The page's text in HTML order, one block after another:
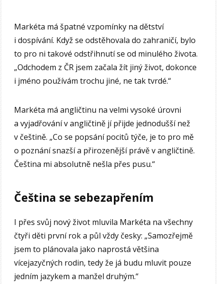
Markéta má špatné vzpomínky na dětství
i dospívání. Když se odstěhovala do zahraničí, bylo
to pro ni takové odstřihnutí se od minulého života.
„Odchodem z ČR jsem začala žít jiný život, dokonce
i jméno používám trochu jiné, ne tak tvrdé.“
Markéta má angličtinu na velmi vysoké úrovni
a vyjadřování v angličtině jí přijde jednodušší než
v češtině. „Co se popsání pocitů týče, je to pro mě
o poznání snazší a přirozenější právě v angličtině.
Čeština mi absolutně nešla přes pusu.“
Čeština se sebezapřením
I přes svůj nový život mluvila Markéta na všechny
čtyři děti první rok a půl vždy česky: „Samozřejmě
jsem to plánovala jako naprostá většina
vícejazyčných rodin, tedy že já budu mluvit pouze
jedním jazykem a manžel druhým.“